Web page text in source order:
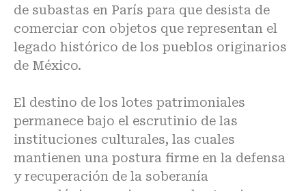
de subastas en París para que desista de
comerciar con objetos que representan el
legado histórico de los pueblos originarios
de México.
El destino de los lotes patrimoniales
permanece bajo el escrutinio de las
instituciones culturales, las cuales
mantienen una postura firme en la defensa
y recuperación de la soberanía